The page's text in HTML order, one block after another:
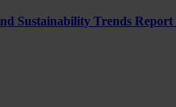
Sustainability Trends Report